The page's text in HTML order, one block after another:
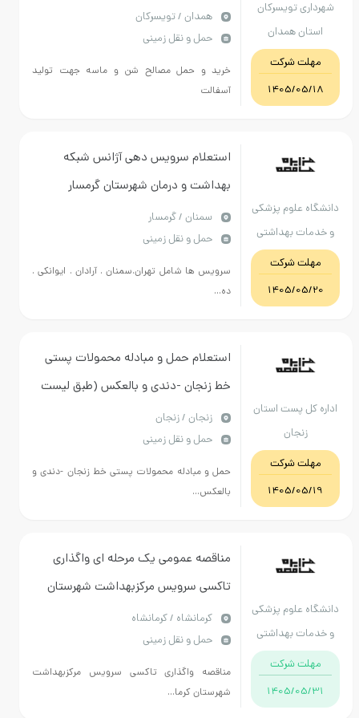
شهرداری تویسرکان
استان همدان
مهلت شرکت
1405/05/18
همدان / تویسرکان
حمل و نقل زمینی
خرید و حمل مصالح شن و ماسه جهت تولید
آسفالت
دانشگاه علوم پزشکی
و خدمات بهداشتی
درمانی استان سمنان
مهلت شرکت
1405/05/20
استعلام سرویس دهی آژانس شبکه
بهداشت و درمان شهرستان گرمسار
سمنان / گرمسار
حمل و نقل زمینی
سرویس ها شامل تهران.سمنان . آرادان . ایوانکی .
ده...
اداره کل پست استان
زنجان
مهلت شرکت
1405/05/19
استعلام حمل و مبادله محمولات پستی
خط زنجان -دندی و بالعکس (طبق لیست
های پیوستی )
زنجان / زنجان
حمل و نقل زمینی
حمل و مبادله محمولات پستی خط زنجان -دندی و
بالعکس...
دانشگاه علوم پزشکی
و خدمات بهداشتی
درمانی استان
مهلت شرکت
1405/05/31
مناقصه عمومی یک مرحله ای واگذاری
تاکسی سرویس مرکزبهداشت شهرستان
کرمانشاهكرمانشاه / کرمانشاه
حمل و نقل زمینی
مناقصه واگذاری تاکسی سرویس مرکزبهداشت
شهرستان کرما...